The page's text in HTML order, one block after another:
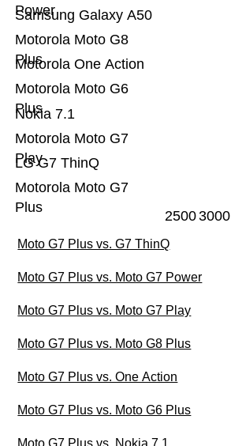
Motorola Moto G7
Plus
LG G7 ThinQ
Motorola Moto G7
Play
Nokia 7.1
Motorola Moto G6
Plus
Motorola One Action
Motorola Moto G8
Plus
Samsung Galaxy A50
Power
25003000
Moto G7 Plus vs. G7 ThinQ
Moto G7 Plus vs. Moto G7 Power
Moto G7 Plus vs. Moto G7 Play
Moto G7 Plus vs. Moto G8 Plus
Moto G7 Plus vs. One Action
Moto G7 Plus vs. Moto G6 Plus
Moto G7 Plus vs. Nokia 7.1